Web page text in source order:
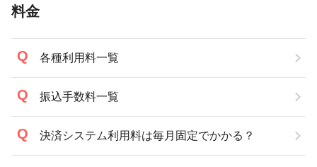
料金
各種利用料一覧
振込手数料一覧
決済システム利用料は毎月固定でかかる？